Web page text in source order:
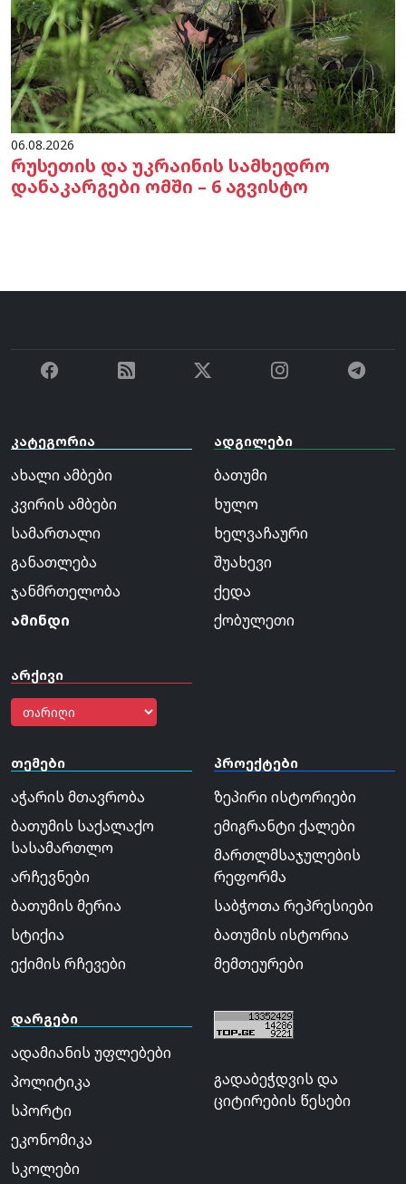
06.08.2026
რუსეთის და უკრაინის სამხედრო
დანაკარგები ომში – 6 აგვისტო
კატეგორია
ახალი ამბები
კვირის ამბები
სამართალი
განათლება
ჯანმრთელობა
ამინდი
არქივი
ადგილები
ბათუმი
ხულო
ხელვაჩაური
შუახევი
ქედა
ქობულეთი
თემები
აჭარის მთავრობა
ბათუმის საქალაქო
სასამართლო
არჩევნები
ბათუმის მერია
სტიქია
ექიმის რჩევები
პროექტები
ზეპირი ისტორიები
ემიგრანტი ქალები
მართლმსაჯულების
რეფორმა
საბჭოთა რეპრესიები
ბათუმის ისტორია
მემთეურები
დარგები
ადამიანის უფლებები
პოლიტიკა
სპორტი
ეკონომიკა
სკოლები
გადაბეჭდვის და
ციტირების წესები